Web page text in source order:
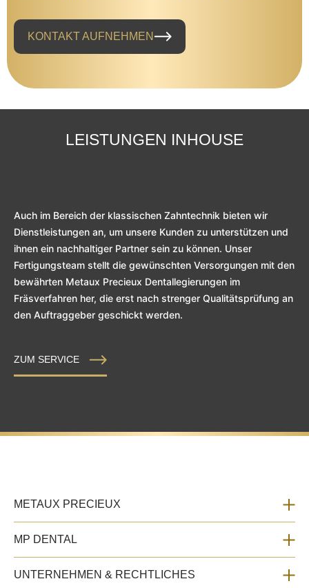
KONTAKT AUFNEHMEN
LEISTUNGEN INHOUSE
Auch im Bereich der klassischen Zahntechnik bieten wir
Dienstleistungen an, um unsere Kunden zu unterstützen und
ihnen ein nachhaltiger Partner sein zu können. Unser
Fertigungsteam stellt die gewünschten Versorgungen mit den
bewährten Metaux Precieux Dentallegierungen im
Fräsverfahren her, die erst nach strenger Qualitätsprüfung an
den Auftraggeber geschickt werden.
ZUM SERVICE
METAUX PRECIEUX
MP DENTAL
UNTERNEHMEN & RECHTLICHES